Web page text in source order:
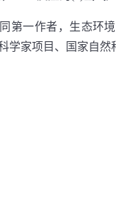
第一作者，生态环
家项目、国家自然